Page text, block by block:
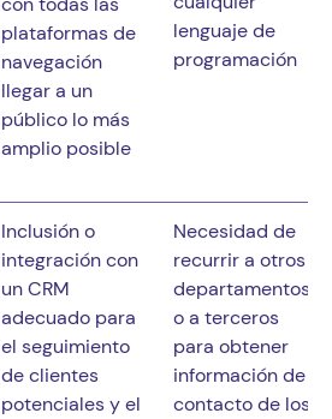
plataformas de
navegación
llegar a un
público lo más
amplio posible
lenguaje de
programación
Inclusión o
integración con
un CRM
adecuado para
el seguimiento
de clientes
potenciales y el
Necesidad de
recurrir a otros
departamentos
o a terceros
para obtener
información de
contacto de los